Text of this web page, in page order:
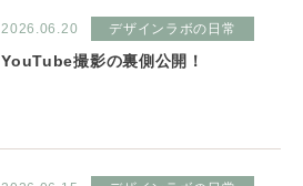
2026.06.20 デザインラボの日常
YouTube撮影の裏側公開！